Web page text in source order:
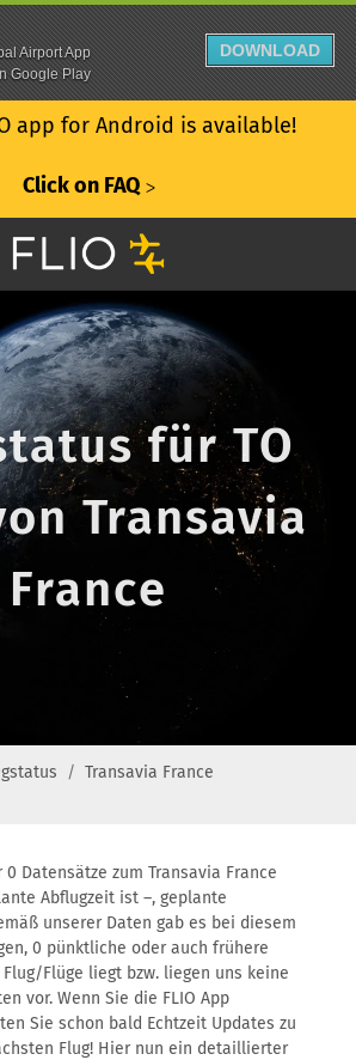
app for Android is available!
Click on FAQ ᐳ
für TO
Transavia
France
Transavia France
Datensätze zum Transavia France
Abflugzeit ist –, geplante
unserer Daten gab es bei diesem
0 pünktliche oder auch frühere
Flug/Flüge liegt bzw. liegen uns keine
vor. Wenn Sie die FLIO App
Sie schon bald Echtzeit Updates zu
Flug! Hier nun ein detaillierter
Airport App
Google Play
DOWNLOAD